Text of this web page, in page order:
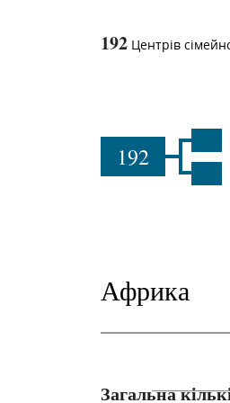
192 Центрів
192
Африка
Загальна